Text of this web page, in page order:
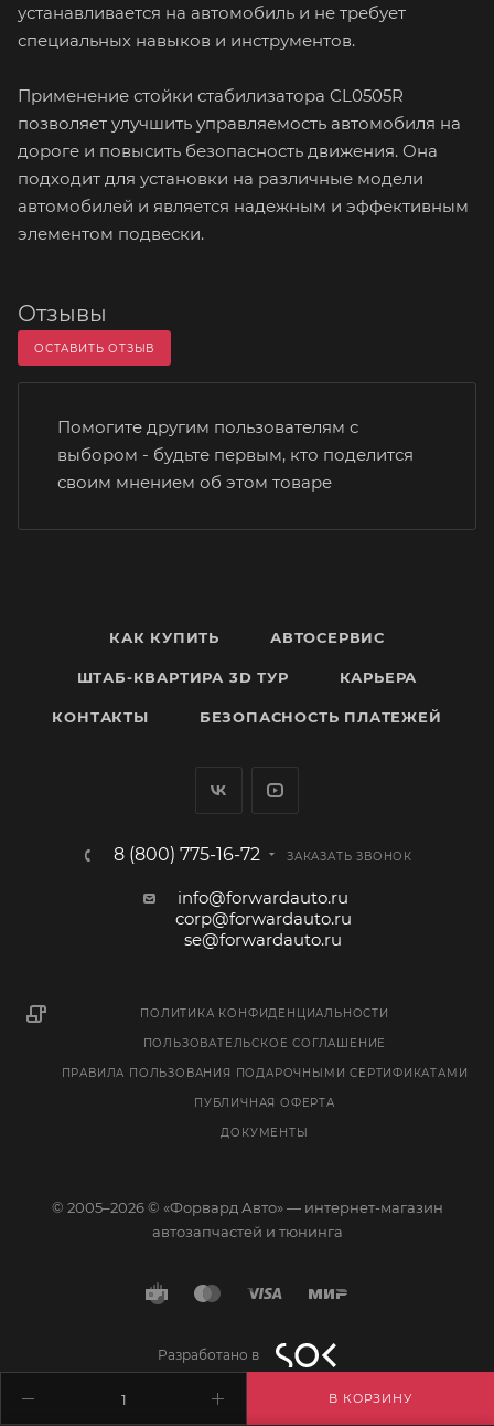
В КОРЗИНУ
устанавливается на автомобиль и не требует
специальных навыков и инструментов.
Применение стойки стабилизатора CL0505R
позволяет улучшить управляемость автомобиля на
дороге и повысить безопасность движения. Она
подходит для установки на различные модели
автомобилей и является надежным и эффективным
элементом подвески.
Отзывы
ОСТАВИТЬ ОТЗЫВ
Помогите другим пользователям с
выбором - будьте первым, кто поделится
своим мнением об этом товаре
КАК КУПИТЬ АВТОСЕРВИС
ШТАБ-КВАРТИРА 3D ТУР КАРЬЕРА
КОНТАКТЫ БЕЗОПАСНОСТЬ ПЛАТЕЖЕЙ
8 (800) 775-16-72 ЗАКАЗАТЬ ЗВОНОК
info@forwardauto.ru
corp@forwardauto.ru
se@forwardauto.ru
ПОЛИТИКА КОНФИДЕНЦИАЛЬНОСТИ
ПОЛЬЗОВАТЕЛЬСКОЕ СОГЛАШЕНИЕ
ПРАВИЛА ПОЛЬЗОВАНИЯ ПОДАРОЧНЫМИ СЕРТИФИКАТАМИ
ПУБЛИЧНАЯ ОФЕРТА
ДОКУМЕНТЫ
© 2005–2026 © «Форвард Авто» — интернет-магазин
автозапчастей и тюнинга
Разработано в